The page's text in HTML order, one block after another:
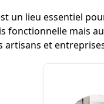
un lieu essentiel
fonctionnelle mais
artisans et